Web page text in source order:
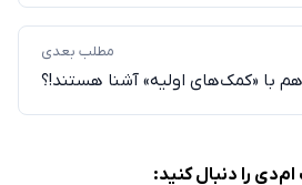
مطلب بعدی
با «کمک‌های اولیه» آشنا هستند!؟
را دنبال کنید: